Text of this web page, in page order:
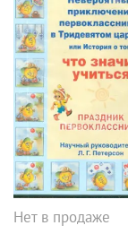
Нет в продаже